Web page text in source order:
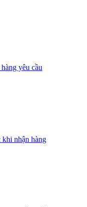
yêu cầu
khi nhận hàng